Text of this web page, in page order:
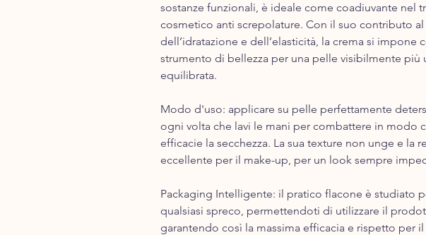
sostanze funzionali, è ideale come coadiuvante nel
cosmetico anti screpolature. Con il suo contributo
dell’idratazione e dell’elasticità, la crema si impone
strumento di bellezza per una pelle visibilmente più
equilibrata.
Modo d'​uso​: applicare su pelle perfettamente
ogni volta che lavi le mani per combattere in modo
efficacie la secchezza. La sua texture non unge e la
eccellente per il make-up, per un look sempre
Packaging Intelligente​: il pratico flacone è studiato
qualsiasi spreco, permettendoti di utilizzare il
garantendo così la massima efficacia e rispetto per